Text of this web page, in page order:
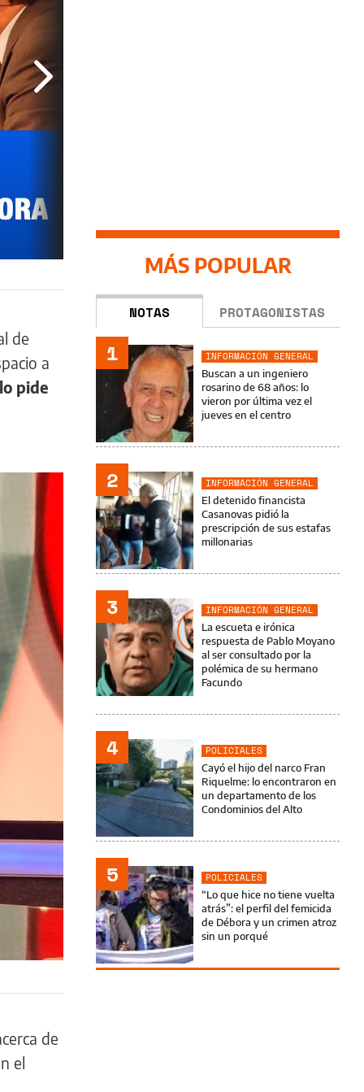
de
a
pide
de
el
MÁS POPULAR
NOTAS PROTAGONISTAS
1
INFORMACIÓN GENERAL
Buscan a un ingeniero
rosarino de 68 años: lo
vieron por última vez el
jueves en el centro
2
INFORMACIÓN GENERAL
El detenido financista
Casanovas pidió la
prescripción de sus estafas
millonarias
3
INFORMACIÓN GENERAL
La escueta e irónica
respuesta de Pablo Moyano
al ser consultado por la
polémica de su hermano
Facundo
4
POLICIALES
Cayó el hijo del narco Fran
Riquelme: lo encontraron en
un departamento de los
Condominios del Alto
5
POLICIALES
“Lo que hice no tiene vuelta
atrás”: el perfil del femicida
de Débora y un crimen atroz
sin un porqué